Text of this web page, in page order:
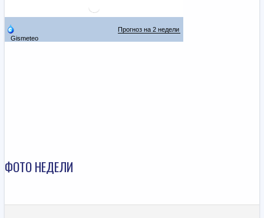
ФОТО НЕДЕЛИ